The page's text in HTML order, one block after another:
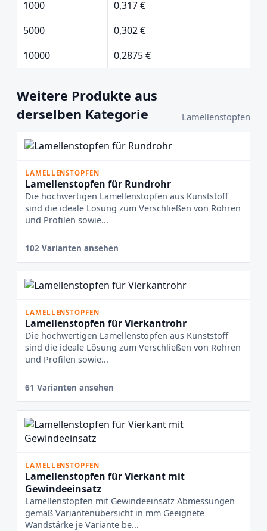
1000
0,317 €
5000
0,302 €
10000
0,2875 €
Weitere Produkte aus
derselben Kategorie
Lamellenstopfen
LAMELLENSTOPFEN
Lamellenstopfen für Rundrohr
Die hochwertigen Lamellenstopfen aus Kunststoff
sind die ideale Lösung zum Verschließen von Rohren
und Profilen sowie...
102 Varianten ansehen
LAMELLENSTOPFEN
Lamellenstopfen für Vierkantrohr
Die hochwertigen Lamellenstopfen aus Kunststoff
sind die ideale Lösung zum Verschließen von Rohren
und Profilen sowie...
61 Varianten ansehen
LAMELLENSTOPFEN
Lamellenstopfen für Vierkant mit
Gewindeeinsatz
Lamellenstopfen mit Gewindeeinsatz Abmessungen
gemäß Variantenübersicht in mm Geeignete
Wandstärke je Variante be...